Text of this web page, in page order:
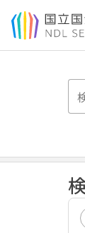
本文へ移動